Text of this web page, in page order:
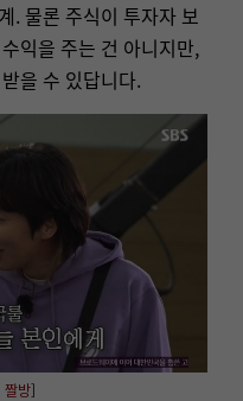
. 물론 주식이 투자자 보
익을 주는 건 아니지만,
을 수 있답니다.
짤방]